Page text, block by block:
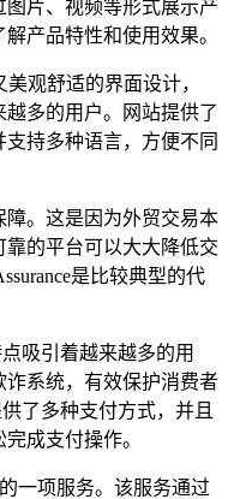
片、视频等形式展示产
产品特性和使用效果。
美观舒适的界面设计，
多的用户。网站提供了
持多种语言，方便不同
。这是因为外贸交易本
的平台可以大大降低交
是比较典型的代
吸引着越来越多的用
诈系统，有效保护消费者
了多种支付方式，并且
成支付操作。
一项服务。该服务通过